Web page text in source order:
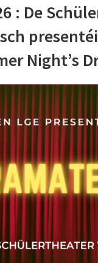
: De
Night’s